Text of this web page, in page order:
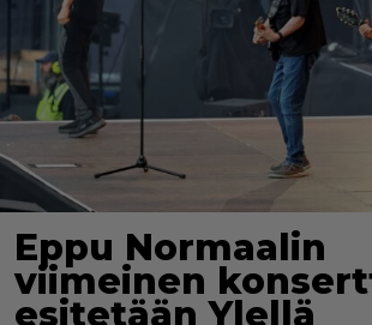
Eppu Normaalin
viimeinen
esitetään Ylellä